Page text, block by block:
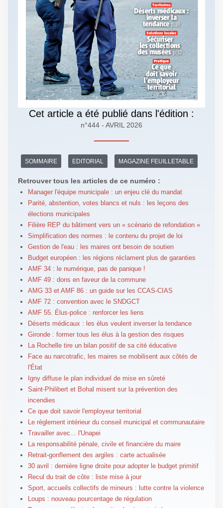
Cet article a été publié dans l'édition :
n°444 - AVRIL 2026
SOMMAIRE EDITORIAL MAGAZINE FEUILLETABLE
Retrouver tous les articles de ce numéro :
Manager l'équipe municipale : un enjeu clé du mandat
Parité, abstention, votes blancs et nuls : les leçons des
élections municipales
Filière REP du bâtiment vers un « scénario de refondation »
Simplification des normes : le contenu du projet de loi
Gestion de l'eau : les maires ont besoin de soutien
Budget européen : les régions réclament plus de garanties
AMF 34 : le numérique, pas de panique !
AMF 49 : dons en faveur de la commune
AMG 33 et AMF 86 : un guide sur les CCAS-CIAS
AMF 72 : convention avec le SNDGCT
AMF 55. Élus-police : renforcer les liens
Déserts médicaux : les élus veulent inverser la tendance
Gironde : former tous les élus à la gestion des risques
La Rochelle tire un bilan positif de sa cité éducative
Face au narcotrafic, les maires se mobilisent aux côtés de
l'État
Igny diffuse le plan individuel de mise en sûreté
Saint-Philibert et Bohal misent sur la prévention des
incendies
Ce que doit savoir l'employeur territorial
Le règlement intérieur du conseil municipal et communautaire
Travailler avec... l'Unapei
La responsabilité pénale, civile et financière du maire
Retrait-gonflement des argiles : carte actualisée
30 avril : dernière ligne droite pour adopter le budget primitif
Recul du trait de côte : liste mise à jour
Sport, accueils collectifs de mineurs : lutte contre la violence
Loups : nouveau pourcentage de régulation